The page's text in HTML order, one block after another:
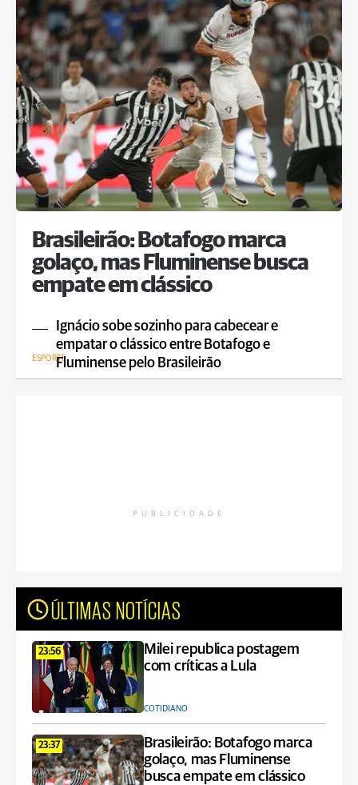
Brasileirão: Botafogo marca
golaço, mas Fluminense busca
empate em clássico
Ignácio sobe sozinho para cabecear e
empatar o clássico entre Botafogo e
Fluminense pelo Brasileirão
ESPORTE
PUBLICIDADE
ÚLTIMAS NOTÍCIAS
23:56
Milei republica postagem
com críticas a Lula
COTIDIANO
23:37
Brasileirão: Botafogo marca
golaço, mas Fluminense
busca empate em clássico